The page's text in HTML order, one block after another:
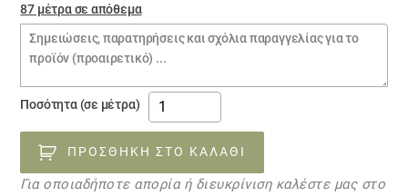
87 μέτρα σε απόθεμα
Σημειώσεις
παραγγελίας
Ποσότητα (σε μέτρα)
ύφασμα
AQUARIUM
19040401
ποσότητα
ΠΡΟΣΘΉΚΗ ΣΤΟ ΚΑΛΆΘΙ
Για οποιαδήποτε απορία ή διευκρίνιση καλέστε μας στο